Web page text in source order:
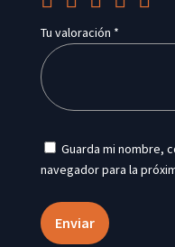
Tu valoración *
Guarda mi nombre,
navegador para la